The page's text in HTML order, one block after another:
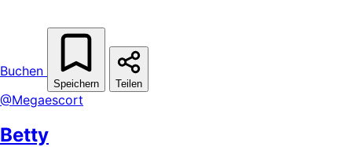
Buchen
Speichern Teilen
@Megaescort
Betty